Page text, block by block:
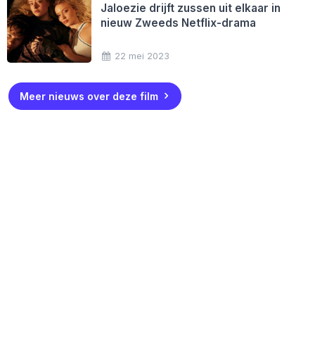
Jaloezie drijft zussen uit elkaar in
nieuw Zweeds Netflix-drama
22 mei 2023
Meer nieuws over deze film